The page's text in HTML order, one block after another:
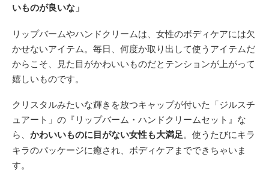
いものが良いな」
リップバームやハンドクリームは、女性のボディケアには欠
かせないアイテム。毎日、何度か取り出して使うアイテムだ
からこそ、見た目がかわいいものだとテンションが上がって
嬉しいものです。
クリスタルみたいな輝きを放つキャップが付いた「ジルスチ
ュアート」の『リップバーム・ハンドクリームセット』な
ら、 かわいいものに目がない女性も大満足。使うたびにキラ
キラのパッケージに癒され、ボディケアまでできちゃいま
す。